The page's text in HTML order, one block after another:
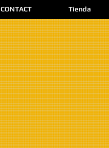
CONTACT Tienda